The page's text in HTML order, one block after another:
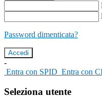
Password dimenticata?
-
Entra con SPID Entra con
Seleziona utente